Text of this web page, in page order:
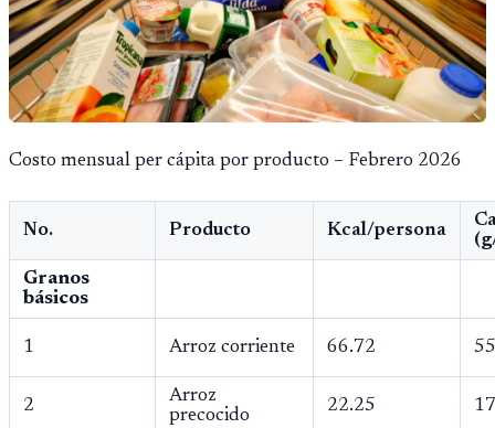
Costo mensual per cápita por producto – Febrero 2026
No. Producto Kcal/persona
Granos
básicos
1 Arroz corriente 66.72
2
Arroz
precocido
22.25